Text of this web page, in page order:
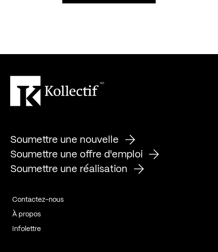
Soumettre une nouvelle
Soumettre une offre d'emploi
Soumettre une réalisation
Contactez-nous
À propos
Infolettre